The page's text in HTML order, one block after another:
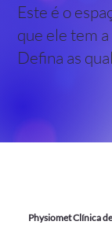
Este é o
que ele tem
Defina as
Physiomet Clínica